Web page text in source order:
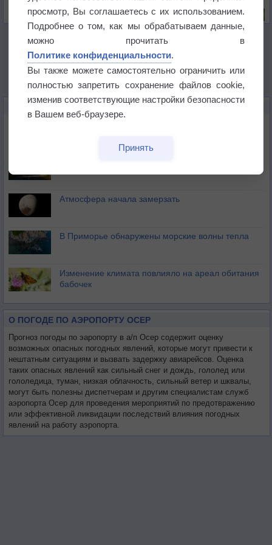
Риск задержек вылетов по метеоусловиям
Атмосфера начала замерзать
В Приморье обнаружены морские волны тепла
Изменение климата повлияло на ареал обитания
бабочек
О ПОГОДЕ ПО АЭРОПОРТУ ОСЕР
Прогноз погоды по эаропорту в а/п Осер содержит оценку
возможных опасных погодных явлений, которые могут привести к
нештатным ситуациям и вызвать задержку авиарейсов. Оценка
таких опасных явлений как сильный снег и дождь, гололед или
гололедица, туман, низкая облачность, сильный ветер и шквалы,
могут быть полезны диспетчерам и другим специалистам служб
аэропорта Осер для проведения мероприятий по предотвражению
или эффективной ликвидации последствий влияния погодных
явлений на работу аэропорта.
просмотр, Вы соглашаетесь с их использованием.
Подробнее о том, как мы обрабатываем данные,
можно прочитать в
Политике конфиденциальности.
Вы также можете самостоятельно ограничить или
полностью запретить сохранение файлов cookie,
изменив соответствующие настройки безопасности
в Вашем веб-браузере.
Принять